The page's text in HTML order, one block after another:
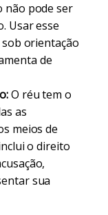
não pode ser
Usar esse
orientação
de
O réu tem o
as
meios de
o direito
sua